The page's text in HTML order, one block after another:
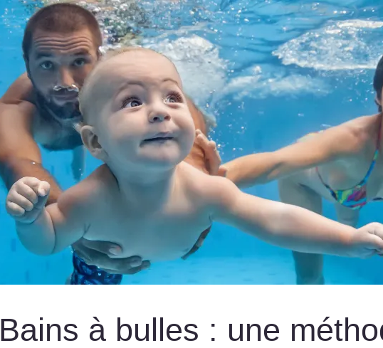
Bains à bulles : une